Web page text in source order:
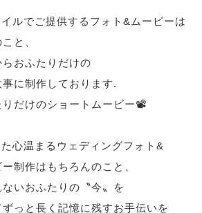
ルでご提供するフォト&ムービーは
と、
おふたりだけの
事に制作しております.
りだけのショートムービー📽️
心温まるウェディングフォト&
制作はもちろんのこと、
いおふたりの〝今〟を
っと長く記憶に残すお手伝いを